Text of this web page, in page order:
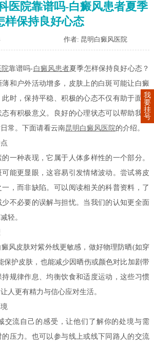
医院靠谱吗-白癜风患者夏季
样保持良好心态
作者: 昆明白癜风医院
院靠谱吗-白癜风患者夏季怎样保持良好心态？
和户外活动增多，皮肤上的白斑可能让白癜
此时，保持平稳、积极的心态不仅有助于面对
有积极意义。良好的心理状态可以帮助我们
常。下面请看云南昆明白癜风医院的介绍。
种表现，它属于人体多样性的一个部分。
能更显眼，这容易引发情绪波动。尝试将皮
，而非缺陷。可以阅读相关的科普资料，了
不必要的误解与担忧。当我们的认知更全面
轻。
皮肤对紫外线更敏感，做好物理防晒(如穿
保护皮肤，也能减少因晒伤或颜色对比加剧带
规律作息、均衡饮食和适度运动，这些习惯
人更有精力与信心应对生活。
流自己的感受，让他们了解你的处境与需
压力。也可以参与线上或线下同路人的交流
我
要
挂
号